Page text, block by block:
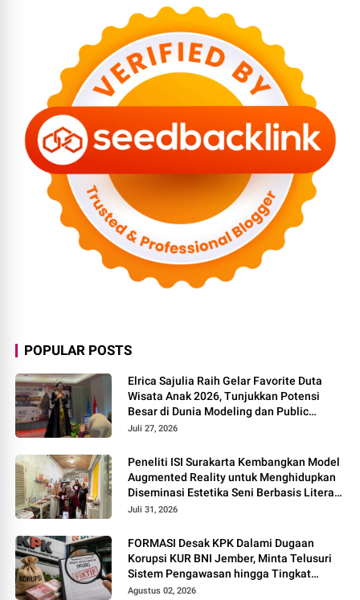
POPULAR POSTS
Elrica Sajulia Raih Gelar Favorite Duta
Wisata Anak 2026, Tunjukkan Potensi
Besar di Dunia Modeling dan Public
Speaking
Juli 27, 2026
Peneliti ISI Surakarta Kembangkan Model
Augmented Reality untuk Menghidupkan
Diseminasi Estetika Seni Berbasis Literasi
Budaya Berkelanjutan
Juli 31, 2026
FORMASI Desak KPK Dalami Dugaan
Korupsi KUR BNI Jember, Minta Telusuri
Sistem Pengawasan hingga Tingkat
Direksi
Agustus 02, 2026